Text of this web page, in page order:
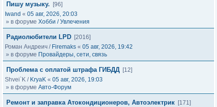
Пишу музыку.
[96]
Iwand « 05 авг, 2026, 20:03
» в форуме Хобби / Увлечения
Радиолюбители LPD [2016]
Роман Андреич / Firemaks « 05 авг, 2026, 19:42
» в форуме Провайдеры, сети, связь
Проблема с оплатой штрафа ГИБДД [12]
Shvei`K / KryaK « 05 авг, 2026, 19:03
» в форуме Авто-Форум
Ремонт и заправка Атокондиционеров, Автоэлектрик [171]